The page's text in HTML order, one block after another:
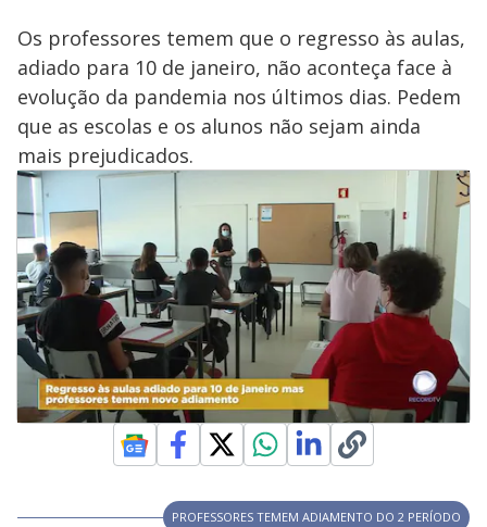
Os professores temem que o regresso às aulas,
adiado para 10 de janeiro, não aconteça face à
evolução da pandemia nos últimos dias. Pedem
que as escolas e os alunos não sejam ainda
mais prejudicados.
PROFESSORES TEMEM ADIAMENTO DO 2 PERÍODO